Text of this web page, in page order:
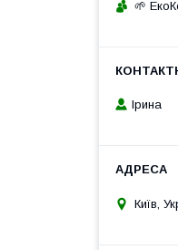
🌱
Ірина
Київ,